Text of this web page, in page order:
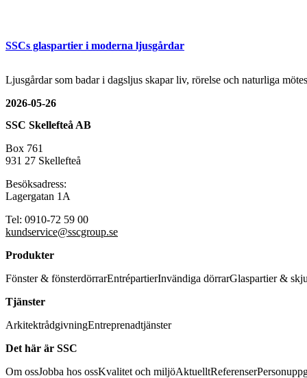
SSCs glaspartier i moderna ljusgårdar
Ljusgårdar som badar i dagsljus skapar liv, rörelse och naturliga
2026-05-26
SSC Skellefteå AB
Box 761
931 27 Skellefteå
Besöksadress:
Lagergatan 1A
Tel: 0910-72 59 00
kundservice@sscgroup.se
Produkter
Fönster & fönsterdörrarEntrépartierInvändiga dörrarGlaspartier &
Tjänster
ArkitektrådgivningEntreprenadtjänster
Det här är SSC
Om ossJobba hos ossKvalitet och miljöAktuelltReferenser